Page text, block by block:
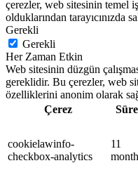
çerezler, web sitesinin temel
olduklarından tarayıcınızda
Gerekli
Gerekli
Her Zaman Etkin
Web sitesinin düzgün
gereklidir. Bu çerezler, web
özelliklerini anonim olarak
Çerez
Süre
cookielawinfo-
checkbox-analytics
11